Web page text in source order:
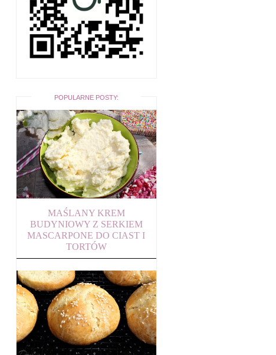
POPULARNE POSTY:
MAŚLANY KREM
BUDYNIOWY Z SERKIEM
MASCARPONE DO CIAST I
TORTÓW